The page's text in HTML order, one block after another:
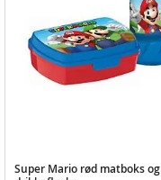
Super Mario rød matboks og